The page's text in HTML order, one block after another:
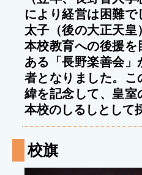
により経営は困難
太子（後の大正天皇
本校教育への後援を
ある「長野楽善会
者となりました。こ
緯を記念して、皇室
本校のしるしとして
校旗